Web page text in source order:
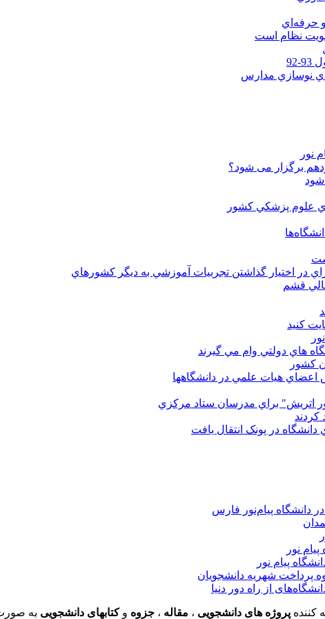
نظام است
نور
برگزار می شود؟
در اختيار گذاشتن تجربيات آموزشي به ديگر کشورهاي
قشم
کنید
هاي دولتي وام مي گيرند
هيات علمي در دانشگاهها
اتريش" براي مدرسان ستاد مرکزي
در پونک انتقال يافت
دانشگاه پیام‌نور فارس
نور
پیام نور
پرداخت شهریه دانشجویان
از راه دور دنیا
کنندهپروژه های دانشجویی ، مقاله ،جزوه وکتابهای دانشجویی به صورت